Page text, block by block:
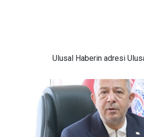
Ulusal Haberin adresi